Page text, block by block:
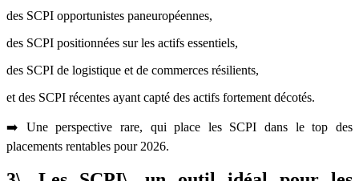
des SCPI opportunistes paneuropéennes,
des SCPI positionnées sur les actifs essentiels,
des SCPI de logistique et de commerces résilients,
et des SCPI récentes ayant capté des actifs fortement décotés.
➡️ Une perspective rare, qui place les SCPI dans le top des
placements rentables pour 2026.